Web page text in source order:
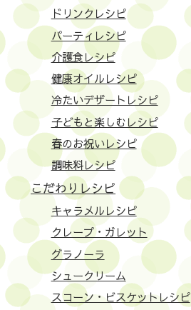
ドリンクレシピ
パーティレシピ
介護食レシピ
健康オイルレシピ
冷たいデザートレシピ
子どもと楽しむレシピ
春のお祝いレシピ
調味料レシピ
こだわりレシピ
キャラメルレシピ
クレープ・ガレット
グラノーラ
シュークリーム
スコーン・ビスケットレシピ